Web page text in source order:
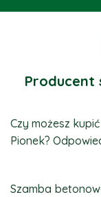
Producent
Czy możesz
Pionek?
Szamba